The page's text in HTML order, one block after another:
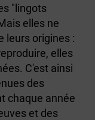
"lingots
elles ne
leurs origines :
elles
C'est ainsi
des
chaque année
et des